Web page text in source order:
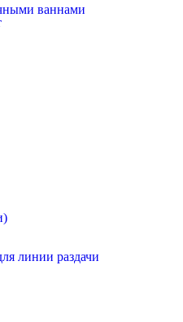
ваннами
линии раздачи